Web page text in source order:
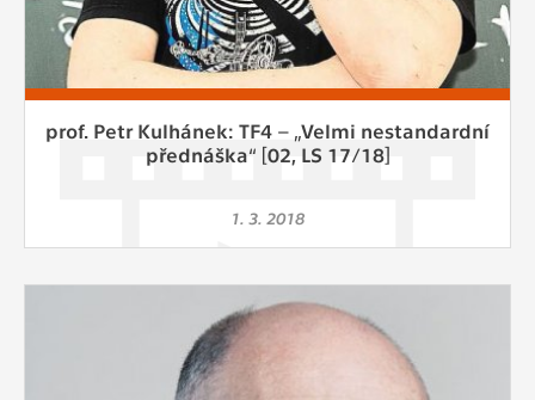
prof. Petr Kulhánek: TF4 – „Velmi nestandardní
přednáška“ [02, LS 17/18]
1. 3. 2018